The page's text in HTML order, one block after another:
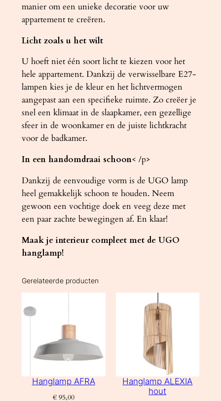
manier om een ​​unieke decoratie voor uw
appartement te creëren.
Licht zoals u het wilt
U hoeft niet één soort licht te kiezen voor het
hele appartement. Dankzij de verwisselbare E27-
lampen kies je de kleur en het lichtvermogen
aangepast aan een specifieke ruimte. Zo creëer je
snel een klimaat in de slaapkamer, een gezellige
sfeer in de woonkamer en de juiste lichtkracht
voor de badkamer.
In een handomdraai schoon< /p>
Dankzij de eenvoudige vorm is de UGO lamp
heel gemakkelijk schoon te houden. Neem
gewoon een vochtige doek en veeg deze met
een paar zachte bewegingen af. En klaar!
Maak je interieur compleet met de UGO
hanglamp!
Gerelateerde producten
Hanglamp AFRA
€95,00
Hanglamp ALEXIA
hout